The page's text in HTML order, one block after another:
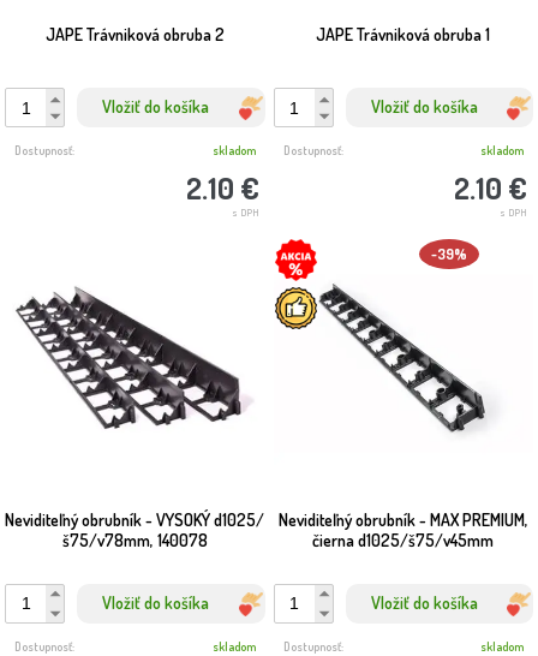
JAPE Trávniková obruba 2
Vložiť do košíka
2.10 €
s DPH
Dostupnosť: skladom
JAPE Trávniková obruba 1
Vložiť do košíka
2.10 €
s DPH
Dostupnosť: skladom
Neviditeľný obrubník - VYSOKÝ d1025/
š75/v78mm, 140078
Vložiť do košíka
Dostupnosť: skladom
Neviditeľný obrubník - MAX PREMIUM,
čierna d1025/š75/v45mm
-39%
Vložiť do košíka
Dostupnosť: skladom